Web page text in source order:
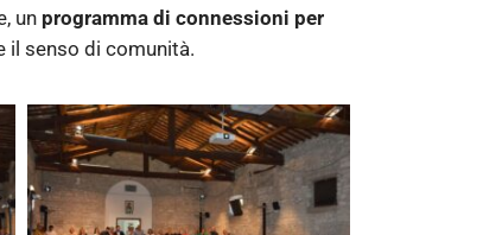
un programma di connessioni per
il senso di comunità.